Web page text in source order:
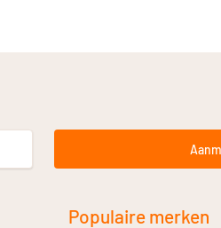
Populaire merken